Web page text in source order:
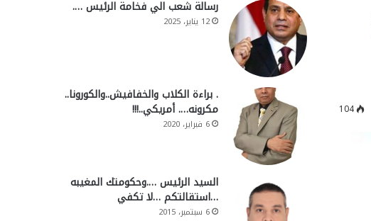
104
رسالة شعب الي فخامة الرئيس ….
12 يناير، 2025
. براءة الكلاب والخفافيش..والكورونا..
مكرونه…. أمريكي..!!!
6 فبراير، 2020
السيد الرئيس ….وحكومتك المغيبه
…استقالتكم …لا تكفي
6 سبتمبر، 2015